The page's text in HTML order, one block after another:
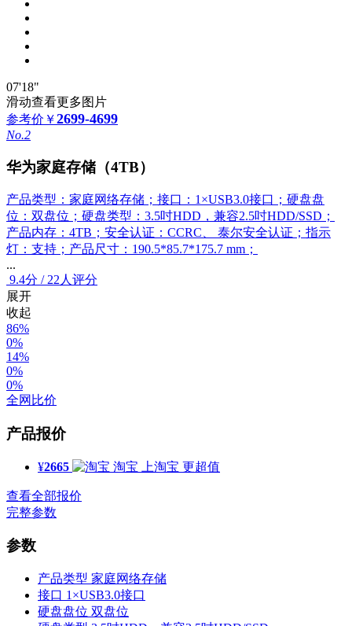
07'18"
滑动查看更多图片
参考价 ￥2699-4699
No.2
华为家庭存储（4TB）
产品类型：家庭网络存储；接口：1×USB3.0接口；硬盘盘
位：双盘位；硬盘类型：3.5吋HDD，兼容2.5吋HDD/SSD；
产品内存：4TB；安全认证：CCRC、 泰尔安全认证；指示
灯：支持；产品尺寸：190.5*85.7*175.7 mm；
...
9.4分 / 22人评分
展开
收起
86%
0%
14%
0%
0%
全网比价
产品报价
¥2665 淘宝 上淘宝 更超值
查看全部报价
完整参数
参数
产品类型 家庭网络存储
接口 1×USB3.0接口
硬盘盘位 双盘位